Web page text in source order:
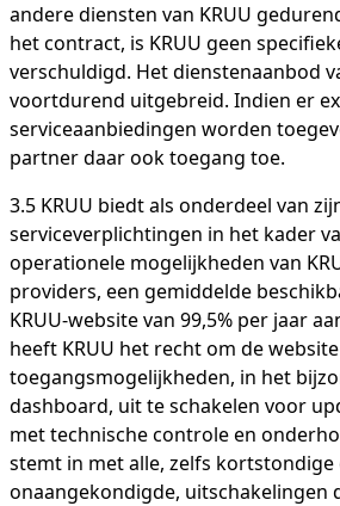
andere diensten van KRUU
het contract, is KRUU geen
verschuldigd. Het dienstenaanbod
voortdurend uitgebreid. Indien er
serviceaanbiedingen worden
partner daar ook toegang toe.
3.5 KRUU biedt als onderdeel van
serviceverplichtingen in het kader
operationele mogelijkheden van
providers, een gemiddelde
KRUU-website van 99,5% per jaar
heeft KRUU het recht om de
toegangsmogelijkheden, in het
dashboard, uit te schakelen voor
met technische controle en
stemt in met alle, zelfs kortstondige
onaangekondigde, uitschakelingen